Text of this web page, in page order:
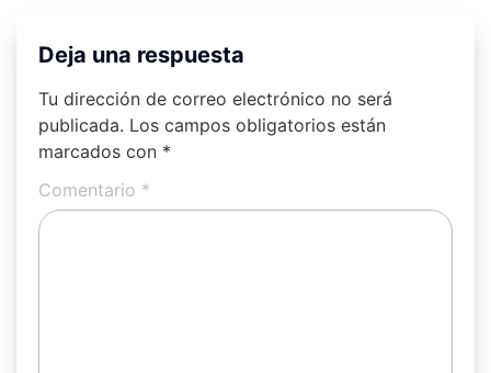
Deja una respuesta
Tu dirección de correo electrónico no será
publicada. Los campos obligatorios están
marcados con *
Comentario *